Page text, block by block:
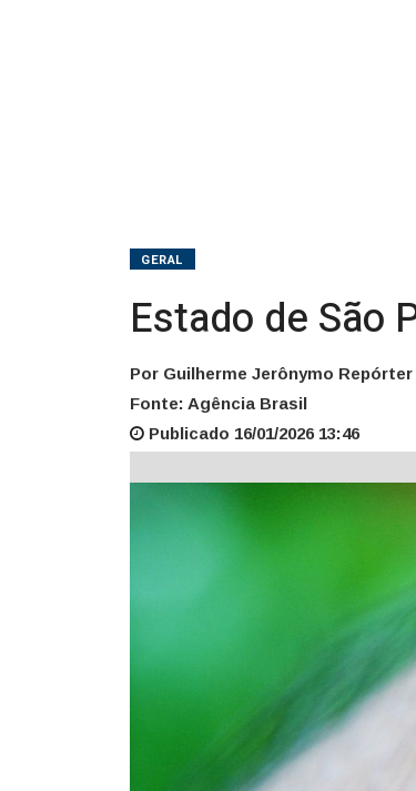
GERAL
Estado de São
Por Guilherme Jerônymo
Fonte: Agência Brasil
Publicado 16/01/2026 13:46